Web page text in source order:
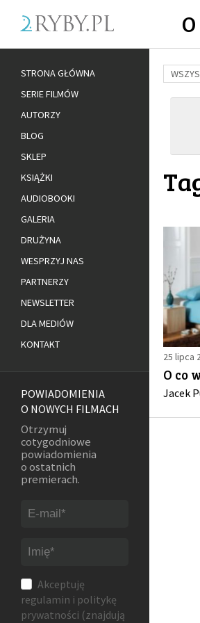
25 lipca
O co
Jacek
STRONA GŁÓWNA
SERIE FILMÓW
AUTORZY
BLOG
SKLEP
KSIĄŻKI
AUDIOBOOKI
GALERIA
DRUŻYNA
WESPRZYJ NAS
PARTNERZY
NEWSLETTER
DLA MEDIÓW
KONTAKT
POWIADOMIENIA
O NOWYCH FILMACH
Otrzymuj
cotygodniowe
powiadomienia
o ostatnich
premierach.
Akceptuję
regulamin i politykę
prywatności (znajdują